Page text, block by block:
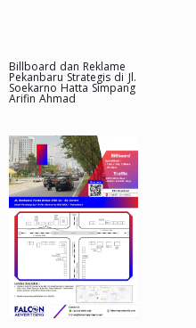
Billboard dan Reklame
Pekanbaru Strategis di Jl.
Soekarno Hatta Simpang
Arifin Ahmad